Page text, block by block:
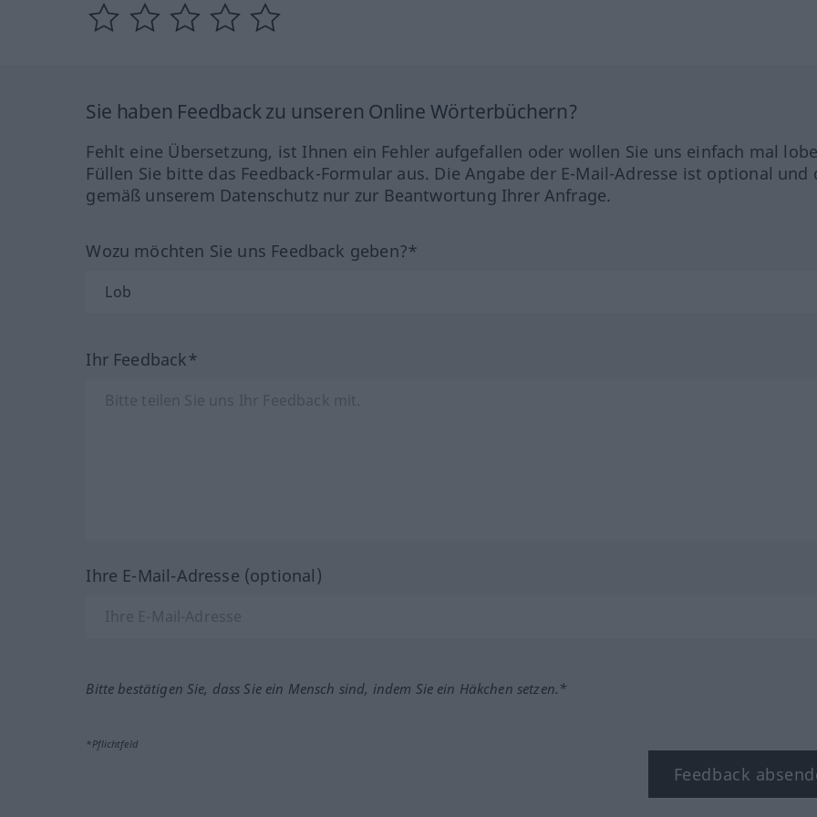
Sie haben Feedback zu unseren Online Wörterbüchern?
Fehlt eine Übersetzung, ist Ihnen ein Fehler aufgefallen oder wollen Sie uns einfach mal
Füllen Sie bitte das Feedback-Formular aus. Die Angabe der E-Mail-Adresse ist optional und
gemäß unserem Datenschutz nur zur Beantwortung Ihrer Anfrage.
Wozu möchten Sie uns Feedback geben?*
Ihr Feedback*
Ihre E-Mail-Adresse (optional)
Bitte bestätigen Sie, dass Sie ein Mensch sind, indem Sie ein Häkchen setzen.*
*Pflichtfeld
Feedback